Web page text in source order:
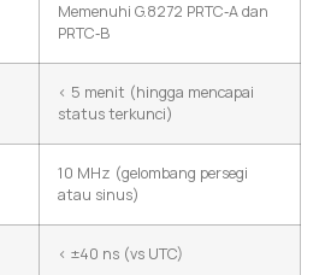
Memenuhi G.8272 PRTC‑A dan
PRTC‑B
< 5 menit (hingga mencapai
status terkunci)
10 MHz (gelombang persegi
atau sinus)
< ±40 ns (vs UTC)